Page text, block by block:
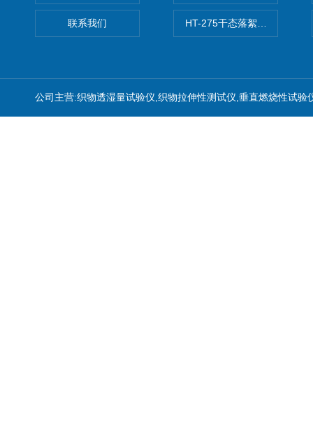
联系我们 HT-275干态落絮测试仪
公司主营:织物透湿量试验仪,织物拉伸性测试仪,垂直燃烧性试验